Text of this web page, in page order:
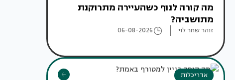
מה קורה לנוף כשהעיירה מתרוקנת
מתושביה?
זוהר שחר לוי 06-08-2026
אדריכלות